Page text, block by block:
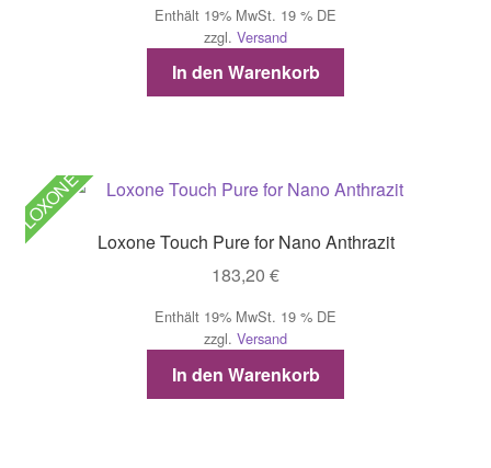
Enthält 19% MwSt. 19 % DE
zzgl. Versand
In den Warenkorb
LOXONE
Loxone Touch Pure for Nano Anthrazit
183,20 €
Enthält 19% MwSt. 19 % DE
zzgl. Versand
In den Warenkorb